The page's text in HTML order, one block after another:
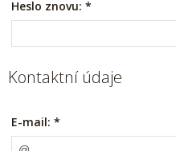
Heslo znovu: *
Kontaktní údaje
E-mail: *